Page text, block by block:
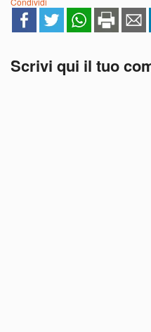
Scrivi qui il tuo